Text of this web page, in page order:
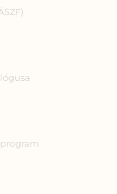
program